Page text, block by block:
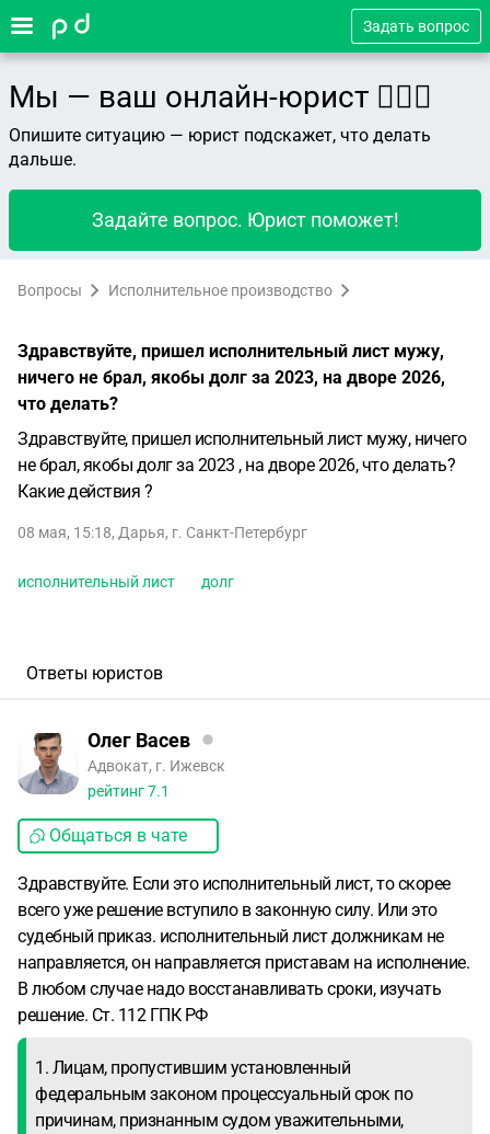
Задать вопрос
Мы — ваш онлайн-юрист 👨🏻‍⚖️
Опишите ситуацию — юрист подскажет, что делать
дальше.
Задайте вопрос. Юрист поможет!
Вопросы Исполнительное производство
Здравствуйте, пришел исполнительный лист мужу,
ничего не брал, якобы долг за 2023, на дворе 2026,
что делать?
Здравствуйте, пришел исполнительный лист мужу, ничего
не брал, якобы долг за 2023 , на дворе 2026, что делать?
Какие действия ?
08 мая, 15:18, Дарья, г. Санкт-Петербург
исполнительный лист долг
Ответы юристов
Олег Васев
Адвокат, г. Ижевск
рейтинг7.1
Общаться в чате
Здравствуйте. Если это исполнительный лист, то скорее
всего уже решение вступило в законную силу. Или это
судебный приказ. исполнительный лист должникам не
направляется, он направляется приставам на исполнение.
В любом случае надо восстанавливать сроки, изучать
решение. Ст. 112 ГПК РФ
1. Лицам, пропустившим установленный
федеральным законом процессуальный срок по
причинам, признанным судом уважительными,